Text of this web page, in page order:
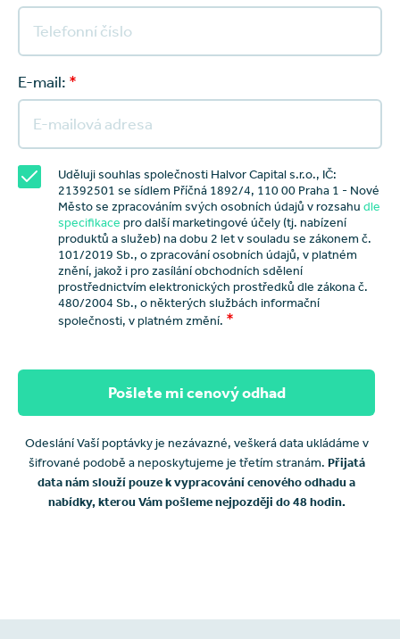
E-mail: *
Uděluji souhlas společnosti Halvor Capital s.r.o., IČ:
21392501 se sídlem Příčná 1892/4, 110 00 Praha 1 - Nové
Město se zpracováním svých osobních údajů v rozsahu dle
specifikace pro další marketingové účely (tj. nabízení
produktů a služeb) na dobu 2 let v souladu se zákonem č.
101/2019 Sb., o zpracování osobních údajů, v platném
znění, jakož i pro zasílání obchodních sdělení
prostřednictvím elektronických prostředků dle zákona č.
480/2004 Sb., o některých službách informační
společnosti, v platném změní. *
Pošlete mi cenový odhad
Odeslání Vaší poptávky je nezávazné, veškerá data ukládáme v
šifrované podobě a neposkytujeme je třetím stranám. Přijatá
data nám slouží pouze k vypracování cenového odhadu a
nabídky, kterou Vám pošleme nejpozději do 48 hodin.